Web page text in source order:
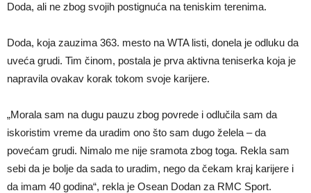
Doda, ali ne zbog svojih postignuća na teniskim terenima.
Doda, koja zauzima 363. mesto na WTA listi, donela je odluku da
uveća grudi. Tim činom, postala je prva aktivna teniserka koja je
napravila ovakav korak tokom svoje karijere.
„Morala sam na dugu pauzu zbog povrede i odlučila sam da
iskoristim vreme da uradim ono što sam dugo želela – da
povećam grudi. Nimalo me nije sramota zbog toga. Rekla sam
sebi da je bolje da sada to uradim, nego da čekam kraj karijere i
da imam 40 godina“, rekla je Osean Dodan za RMC Sport.